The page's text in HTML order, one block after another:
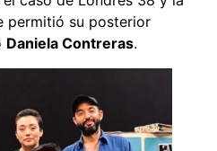
permitió su posterior
Daniela Contreras.